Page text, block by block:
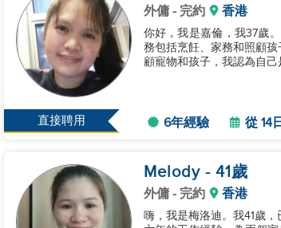
直接聘用
外傭 - 完約 香港
你好，我是嘉倫，我37歲
務包括烹飪、家務和照顧
顧寵物和孩子，我認為自
6年經驗 從 14
Melody - 41歲
外傭 - 完約 香港
嗨，我是梅洛迪。我41歲